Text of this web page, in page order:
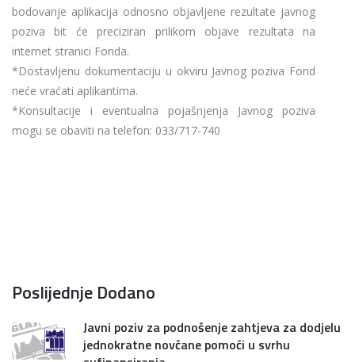
bodovanje aplikacija odnosno objavljene rezultate javnog
poziva bit će preciziran prilikom objave rezultata na
internet stranici Fonda.
*Dostavljenu dokumentaciju u okviru Javnog poziva Fond
neće vraćati aplikantima.
*Konsultacije i eventualna pojašnjenja Javnog poziva
mogu se obaviti na telefon: 033/717-740
Poslijednje Dodano
Javni poziv za podnošenje zahtjeva za dodjelu
jednokratne novčane pomoći u svrhu